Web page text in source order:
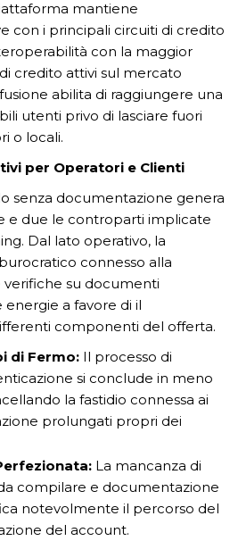
mantiene
con i principali circuiti di credito
con la maggior
credito attivi sul mercato
abilita di raggiungere una
utenti privo di lasciare fuori
o locali.
per Operatori e Clienti
senza documentazione genera
e due le controparti implicate
Dal lato operativo, la
connesso alla
su documenti
energie a favore di il
componenti del offerta.
di Fermo: Il processo di
si conclude in meno
la fastidio connessa ai
prolungati propri dei
La mancanza di
compilare e documentazione
notevolmente il percorso del
del account.